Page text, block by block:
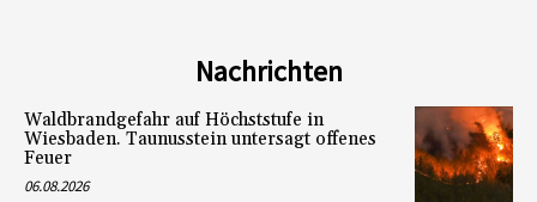
Nachrichten
Waldbrandgefahr auf Höchststufe in
Wiesbaden. Taunusstein untersagt offenes
Feuer
06.08.2026